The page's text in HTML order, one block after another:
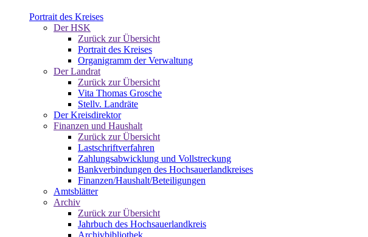
Portrait des Kreises
Der HSK
Zurück zur Übersicht
Portrait des Kreises
Organigramm der Verwaltung
Der Landrat
Zurück zur Übersicht
Vita Thomas Grosche
Stellv. Landräte
Der Kreisdirektor
Finanzen und Haushalt
Zurück zur Übersicht
Lastschriftverfahren
Zahlungsabwicklung und Vollstreckung
Bankverbindungen des Hochsauerlandkreises
Finanzen/Haushalt/Beteiligungen
Amtsblätter
Archiv
Zurück zur Übersicht
Jahrbuch des Hochsauerlandkreis
Archivbibliothek